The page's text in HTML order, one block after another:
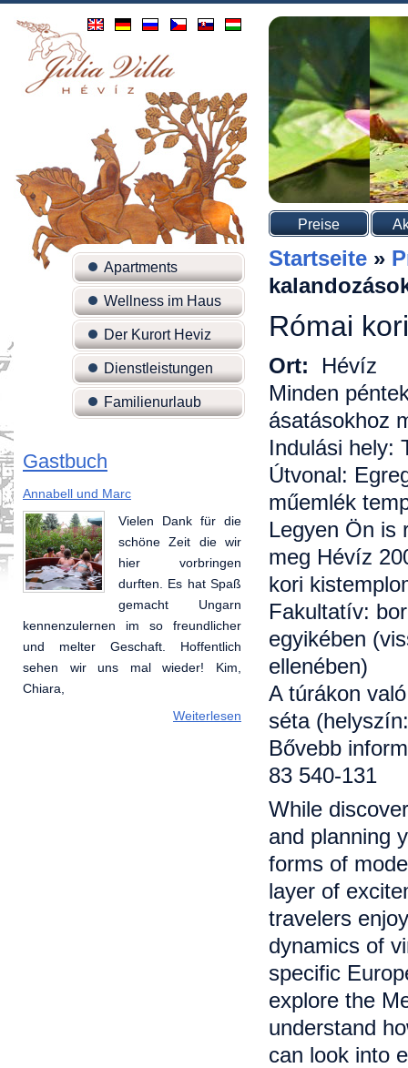
Preise
Apartments
Wellness im Haus
Der Kurort Heviz
Dienstleistungen
Familienurlaub
Gastbuch
Annabell und Marc
Vielen Dank für die
schöne Zeit die wir
hier vorbringen
durften. Es hat Spaß
gemacht Ungarn
kennenzulernen im so freundlicher
und melter Geschaft. Hoffentlich
sehen wir uns mal wieder! Kim,
Chiara,
Weiterlesen
Startseite »
Római
Ort:
Hévíz
Minden
ásatásokhoz
Indulási hely:
Útvonal:
műemlék
Legyen Ön is
meg Hévíz
kori
Fakultatív:
egyikében
ellenében)
A túrákon
séta
Bővebb
83 540-131
While
and planning
forms of
layer of
travelers
dynamics of
specific
explore the
understand
can look into